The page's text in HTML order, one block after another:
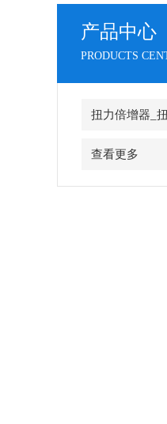
产品中心
PRODUCTS
扭力倍增器_
查看更多